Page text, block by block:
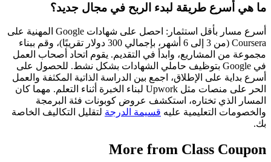
ما هي أسرع طريقة لبدء الربح في مجال جديد؟
أسرع مسار بأقل استثمار: احصل على شهادات Google المهنية على
Coursera (من 3 إلى 6 أشهر، بإجمالي 300 دولار تقريبًا)، وقم ببناء
مجموعة من المشاريع، وابدأ في التقديم. يقوم اتحاد أصحاب العمل
في Google بتوظيف حاملي الشهادات بشكل نشط. للحصول على
أسرع بداية على الإطلاق، اجمع بين الدراسة الذاتية المكثفة والعمل
الحر على منصات مثل Upwork لبناء الخبرة أثناء التعلم. مهما كان
المسار الذي تختاره، استكشف عروض كوبونات فئة البرمجة
والخصومات التعليمية عليه قسيمة الدرجة لتقليل التكاليف الخاصة
بك.
More from Class Coupon